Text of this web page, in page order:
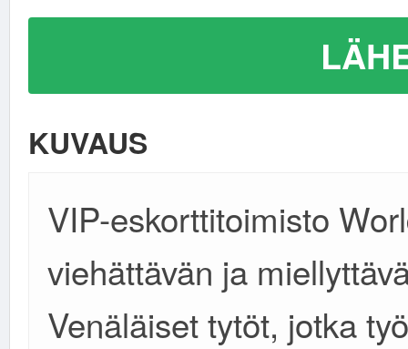
KUVAUS
VIP-eskorttitoimisto
viehättävän ja
Venäläiset tytöt, jotka